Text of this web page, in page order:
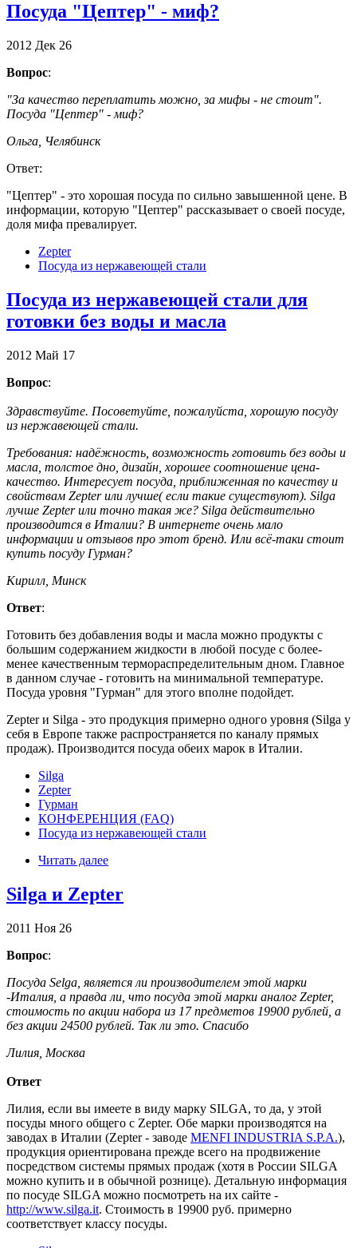
Посуда "Цептер" - миф?
2012 Дек 26
Вопрос:
"За качество переплатить можно, за мифы - не стоит".
Посуда "Цептер" - миф?
Ольга, Челябинск
Ответ:
"Цептер" - это хорошая посуда по сильно завышенной цене. В
информации, которую "Цептер" рассказывает о своей посуде,
доля мифа превалирует.
Zepter
Посуда из нержавеющей стали
Посуда из нержавеющей стали для
готовки без воды и масла
2012 Май 17
Вопрос:
Здравствуйте. Посоветуйте, пожалуйста, хорошую посуду
из нержавеющей стали.
Требования: надёжность, возможность готовить без воды и
масла, толстое дно, дизайн, хорошее соотношение цена-
качество. Интересует посуда, приближенная по качеству и
свойствам Zepter или лучше( если такие существуют). Silga
лучше Zepter или точно такая же? Silga действительно
производится в Италии? В интернете очень мало
информации и отзывов про этот бренд. Или всё-таки стоит
купить посуду Гурман?
Кирилл, Минск
Ответ:
Готовить без добавления воды и масла можно продукты с
большим содержанием жидкости в любой посуде с более-
менее качественным термораспределительным дном. Главное
в данном случае - готовить на минимальной температуре.
Посуда уровня "Гурман" для этого вполне подойдет.
Zepter и Silga - это продукция примерно одного уровня (Silga у
себя в Европе также распространяется по каналу прямых
продаж). Производится посуда обеих марок в Италии.
Silga
Zepter
Гурман
КОНФЕРЕНЦИЯ (FAQ)
Посуда из нержавеющей стали
Читать далее
Silga и Zepter
2011 Ноя 26
Вопрос:
Посуда Selga, является ли производителем этой марки
-Италия, а правда ли, что посуда этой марки аналог Zepter,
стоимость по акции набора из 17 предметов 19900 рублей, а
без акции 24500 рублей. Так ли это. Спасибо
Лилия, Москва
Ответ
Лилия, если вы имеете в виду марку SILGA, то да, у этой
посуды много общего с Zepter. Обе марки производятся на
заводах в Италии (Zepter - заводе MENFI INDUSTRIA S.P.A.),
продукция ориентирована прежде всего на продвижение
посредством системы прямых продаж (хотя в России SILGA
можно купить и в обычной рознице). Детальную информация
по посуде SILGA можно посмотреть на их сайте -
http://www.silga.it. Стоимость в 19900 руб. примерно
соответствует классу посуды.